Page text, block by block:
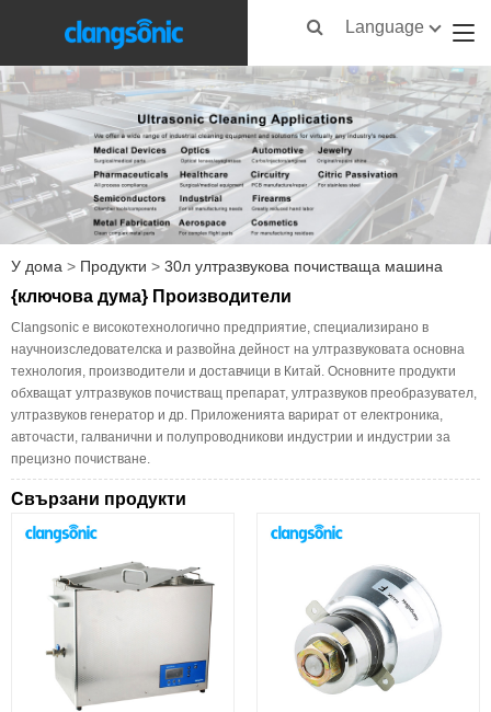
Language
У дома > Продукти > 30л ултразвукова почистваща машина
{ключова дума} Производители
Clangsonic е високотехнологично предприятие, специализирано в
научноизследователска и развойна дейност на ултразвуковата основна
технология, производители и доставчици в Китай. Основните продукти
обхващат ултразвуков почистващ препарат, ултразвуков преобразувател,
ултразвуков генератор и др. Приложенията варират от електроника,
авточасти, галванични и полупроводникови индустрии и индустрии за
прецизно почистване.
Свързани продукти